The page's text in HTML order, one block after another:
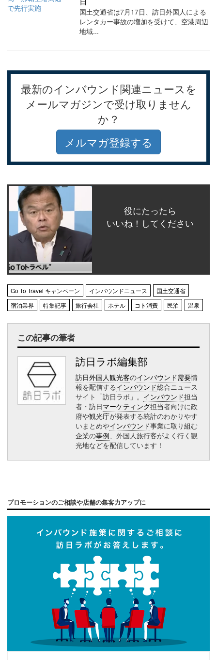
国土交通省は7月17日、訪日外国人による
レンタカー事故の増加を受けて、空港周辺
地域...
最新のインバウンド関連ニュースを
メールマガジンで受け取りません
か？
メルマガ登録する
役にたったら
いいね！してください
Go To Travel キャンペーン インバウンドニュース
国土交通省
宿泊業界
特集記事 旅行会社 ホテル コト消費 民泊 温泉
この記事の筆者
訪日ラボ編集部
訪日外国人観光客のインバウンド需要情
報を配信するインバウンド総合ニュース
サイト「訪日ラボ」。 インバウンド担当
者・訪日マーケティング担当者向けに政
府や観光庁が発表する統計のわかりやす
いまとめやインバウンド事業に取り組む
企業の事例、外国人旅行客がよく行く観
光地などを配信しています！
プロモーションのご相談や店舗の集客力アップに